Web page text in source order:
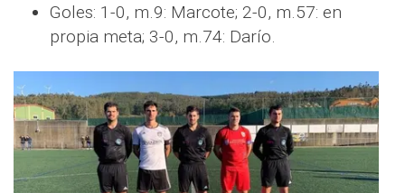
Goles: 1-0, m.9: Marcote; 2-0, m.57: en
propia meta; 3-0, m.74: Darío.